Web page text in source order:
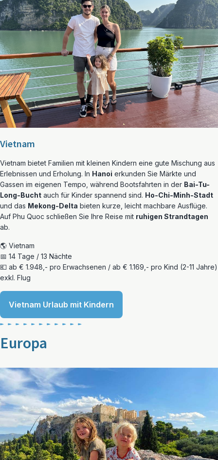
Vietnam
Vietnam bietet Familien mit kleinen Kindern eine gute Mischung aus
Erlebnissen und Erholung. In Hanoi erkunden Sie Märkte und
Gassen im eigenen Tempo, während Bootsfahrten in der Bai-Tu-
Long-Bucht auch für Kinder spannend sind. Ho-Chi-Minh-Stadt
und das Mekong-Delta bieten kurze, leicht machbare Ausflüge.
Auf Phu Quoc schließen Sie Ihre Reise mit ruhigen Strandtagen
ab.
🌎 Vietnam
📅 14 Tage / 13 Nächte
💶 ab € 1.948,- pro Erwachsenen / ab € 1.169,- pro Kind (2-11 Jahre)
exkl. Flug
Vietnam Urlaub mit Kindern
Europa